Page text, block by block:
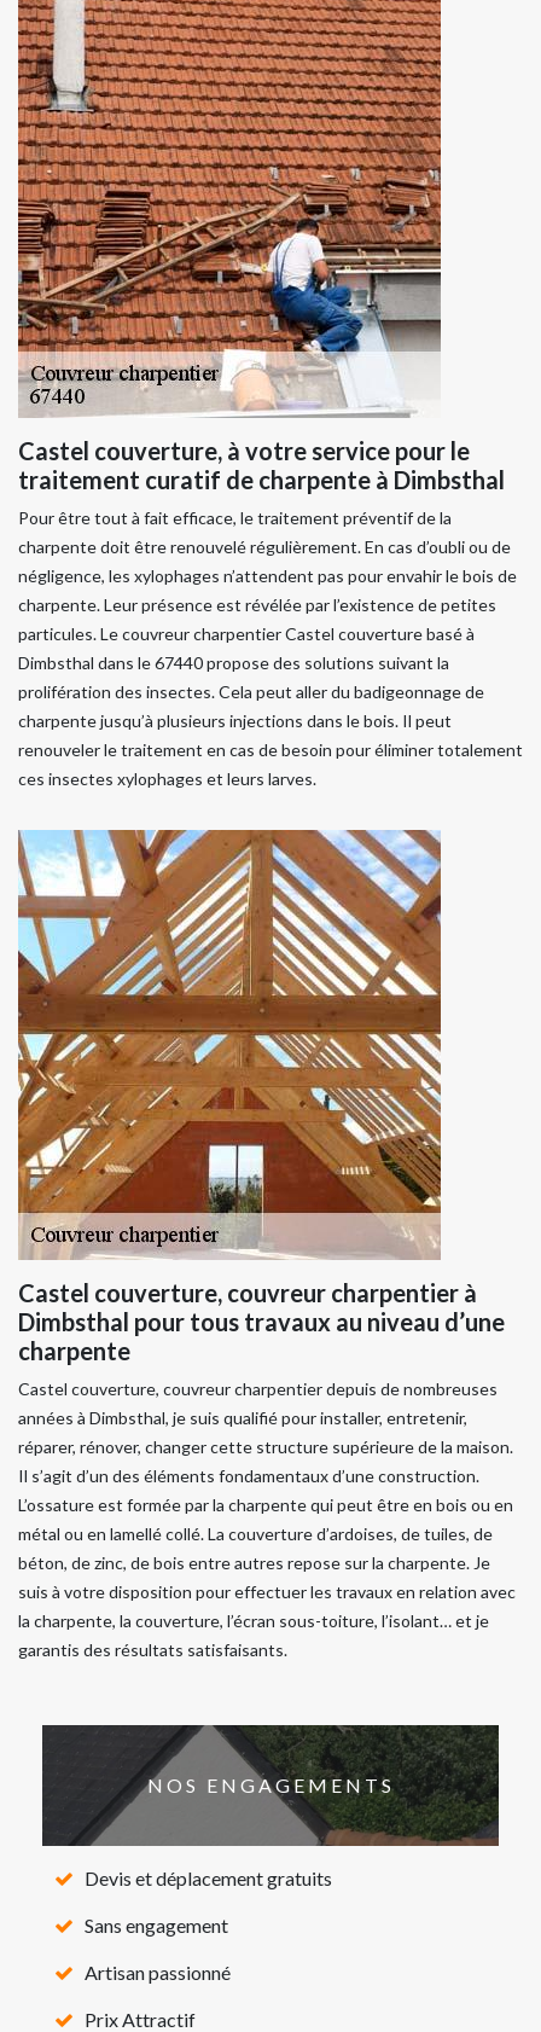
Castel couverture, à votre service pour le
traitement curatif de charpente à Dimbsthal
Pour être tout à fait efficace, le traitement préventif de la
charpente doit être renouvelé régulièrement. En cas d’oubli ou de
négligence, les xylophages n’attendent pas pour envahir le bois de
charpente. Leur présence est révélée par l’existence de petites
particules. Le couvreur charpentier Castel couverture basé à
Dimbsthal dans le 67440 propose des solutions suivant la
prolifération des insectes. Cela peut aller du badigeonnage de
charpente jusqu’à plusieurs injections dans le bois. Il peut
renouveler le traitement en cas de besoin pour éliminer totalement
ces insectes xylophages et leurs larves.
Castel couverture, couvreur charpentier à
Dimbsthal pour tous travaux au niveau d’une
charpente
Castel couverture, couvreur charpentier depuis de nombreuses
années à Dimbsthal, je suis qualifié pour installer, entretenir,
réparer, rénover, changer cette structure supérieure de la maison.
Il s’agit d’un des éléments fondamentaux d’une construction.
L’ossature est formée par la charpente qui peut être en bois ou en
métal ou en lamellé collé. La couverture d’ardoises, de tuiles, de
béton, de zinc, de bois entre autres repose sur la charpente. Je
suis à votre disposition pour effectuer les travaux en relation avec
la charpente, la couverture, l’écran sous-toiture, l’isolant… et je
garantis des résultats satisfaisants.
NOS ENGAGEMENTS
Devis et déplacement gratuits
Sans engagement
Artisan passionné
Prix Attractif